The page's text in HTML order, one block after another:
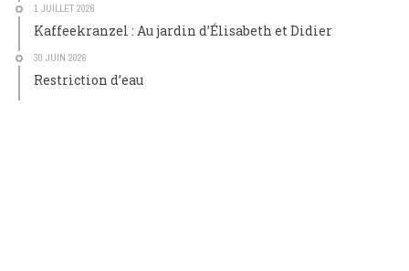
1 JUILLET 2026
Kaffeekranzel : Au jardin d’Élisabeth et Didier
30 JUIN 2026
Restriction d’eau